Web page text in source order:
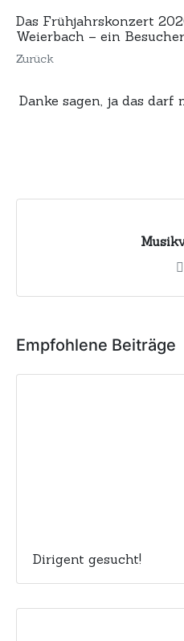
Das Frühjahrskonzert
Weierbach – ein
Zurück
Danke sagen, ja das darf
Empfohlene Beiträge
Dirigent gesucht!